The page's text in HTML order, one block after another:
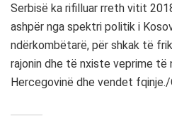
Serbisë ka rifilluar rreth vitit
ashpër nga spektri politik i
ndërkombëtarë, për shkak të
rajonin dhe të nxiste veprime të
Hercegovinë dhe vendet fqinje./